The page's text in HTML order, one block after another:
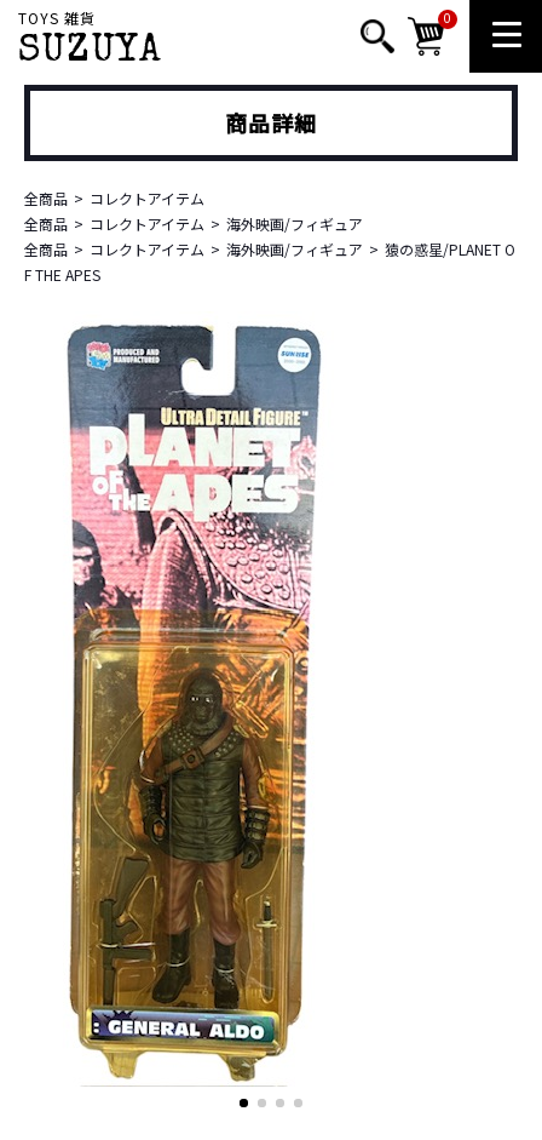
TOYS 雑貨
SUZUYA
0
商品詳細
全商品
コレクトアイテム
全商品
コレクトアイテム
海外映画/フィギュア
全商品
コレクトアイテム 海外映画/フィギュア
猿の惑星/PLANET O
F THE APES